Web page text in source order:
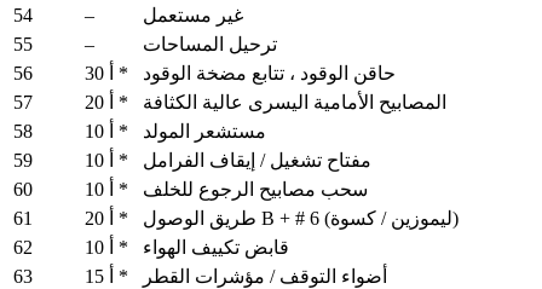
54
–
غير مستعمل
55
–
ترحيل المساحات
56
30 أ *
حاقن الوقود ، تتابع مضخة الوقود
57
20 أ *
المصابيح الأمامية اليسرى عالية الكثافة
58
10 أ *
مستشعر المولد
59
10 أ *
مفتاح تشغيل / إيقاف الفرامل
60
10 أ *
سحب مصابيح الرجوع للخلف
61
20 أ *
طريق الوصول B + # 6 (ليموزين / كسوة)
62
10 أ *
قابض تكييف الهواء
63
15 أ *
أضواء التوقف / مؤشرات القطر